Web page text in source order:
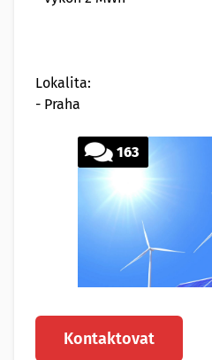
Lokalita:
- Praha
163
Kontaktovat